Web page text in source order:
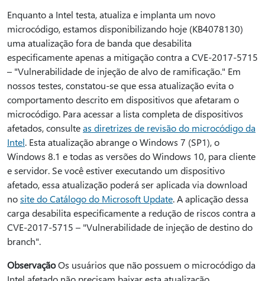
Enquanto a Intel testa, atualiza e implanta um novo
microcódigo, estamos disponibilizando hoje (KB4078130)
uma atualização fora de banda que desabilita
especificamente apenas a mitigação contra a CVE-2017-5715
– "Vulnerabilidade de injeção de alvo de ramificação." Em
nossos testes, constatou-se que essa atualização evita o
comportamento descrito em dispositivos que afetaram o
microcódigo. Para acessar a lista completa de dispositivos
afetados, consulteas diretrizes de revisão do microcódigo da
Intel. Esta atualização abrange o Windows 7 (SP1), o
Windows 8.1 e todas as versões do Windows 10, para cliente
e servidor. Se você estiver executando um dispositivo
afetado, essa atualização poderá ser aplicada via download
nosite do Catálogo do Microsoft Update. A aplicação dessa
carga desabilita especificamente a redução de riscos contra a
CVE-2017-5715 – "Vulnerabilidade de injeção de destino do
branch".
ObservaçãoOs usuários que não possuem o microcódigo da